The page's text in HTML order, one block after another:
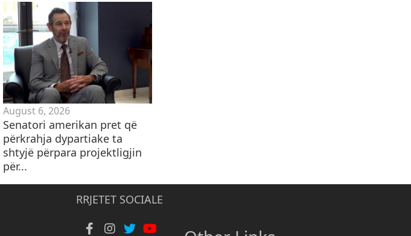
August 6, 2026
Senatori amerikan pret që
përkrahja dypartiake ta
shtyjë përpara projektligjin
për...
RRJETET SOCIALE